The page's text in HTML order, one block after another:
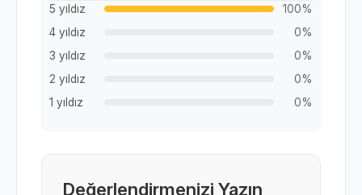
5 yıldız
100%
4 yıldız
0%
3 yıldız
0%
2 yıldız
0%
1 yıldız
0%
Değerlendirmenizi Yazın